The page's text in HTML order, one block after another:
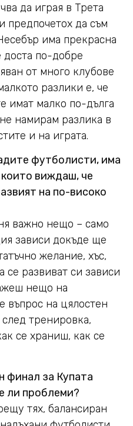
да играя в Трета
предпочетох да съм
има прекрасна
доста по-добре
от много клубове
разлики е, че
имат малко по-дълга
намирам разлика в
и на играта.
футболисти, има
виждаш, че
на по-високо
важно нещо – само
зависи докъде ще
желание, хъс,
развиват си зависи
нещо на
въпрос на цялостен
тренировка,
се храниш, как се
финал за Купата
ли проблеми?
тях, балансиран